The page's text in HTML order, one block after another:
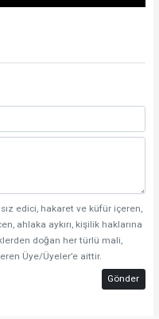
edici, hakaret ve küfür içeren,
ahlaka aykırı, kişilik haklarına
doğan her türlü mali,
Üye/Üyeler’e aittir.
Gönder